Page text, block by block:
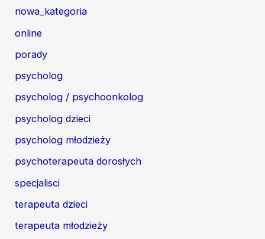
nowa_kategoria
online
porady
psycholog
psycholog / psychoonkolog
psycholog dzieci
psycholog młodzieży
psychoterapeuta dorosłych
specjalisci
terapeuta dzieci
terapeuta młodzieży